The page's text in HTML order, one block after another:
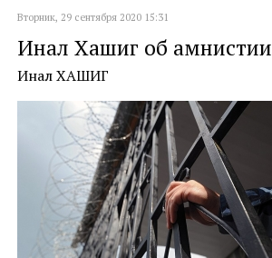
Вторник, 29 сентября 2020 15:31
Инал Хашиг об амнистии
Инал ХАШИГ